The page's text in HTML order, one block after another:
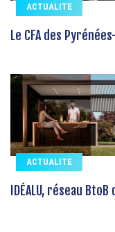
ACTUALITE
Le CFA des
ACTUALITE
IDÉALU, réseau